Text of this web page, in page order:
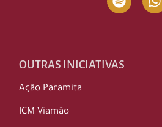
OUTRAS INICIATIVAS
Ação Paramita
ICM Viamão